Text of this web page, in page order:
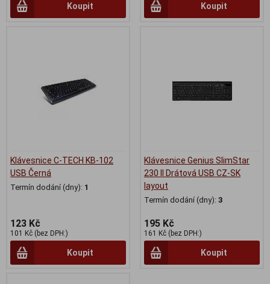
Koupit Koupit
Klávesnice C-TECH KB-102
USB Černá
Termín dodání (dny): 1
123 Kč
101 Kč (bez DPH:)
Koupit
Klávesnice Genius SlimStar
230 II Drátová USB CZ-SK
layout
Termín dodání (dny): 3
195 Kč
161 Kč (bez DPH:)
Koupit